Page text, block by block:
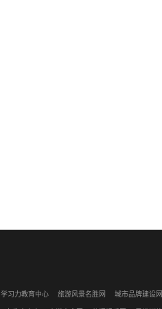
学习力教育中心 旅游风景名胜网 城市品牌建设网